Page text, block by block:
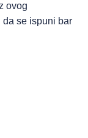
ovog
da se ispuni bar